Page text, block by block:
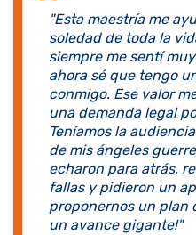
"Esta maestría me
soledad de toda la
siempre me sentí
ahora sé que tengo
conmigo. Ese valor
una demanda legal
Teníamos la
de mis ángeles
echaron para atrás,
fallas y pidieron un
proponernos un plan
un avance gigante!"